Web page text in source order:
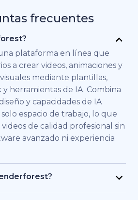
frecuentes
plataforma en línea que
a crear videos, animaciones y
mediante plantillas,
herramientas de IA. Combina
y capacidades de IA
espacio de trabajo, lo que
de calidad profesional sin
avanzado ni experiencia
pensado para personas y